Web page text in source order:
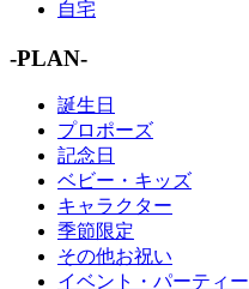
自宅
-PLAN-
誕生日
プロポーズ
記念日
ベビー・キッズ
キャラクター
季節限定
その他お祝い
イベント・パーティー